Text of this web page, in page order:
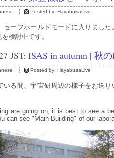
Posted by: HayabusaLive
セーフホールドモードに入りまし
検討中です。
JST: ISAS in autumn | 秋
Posted by: HayabusaLive
いる間、宇宙研周辺の様子をお送り
are going on, it is best to see a
can see "Main Building" of our